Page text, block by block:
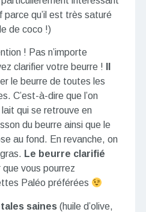
parce qu’il est très saturé
de coco !)
! Pas n’importe
clarifier votre beurre !
le beurre de toutes les
C’est-à-dire que l’on
qui se retrouve en
du beurre ainsi que le
au fond. En revanche, on
Le beurre clarifié
vous pourrez
Paléo préférées
saines(huile d’olive,